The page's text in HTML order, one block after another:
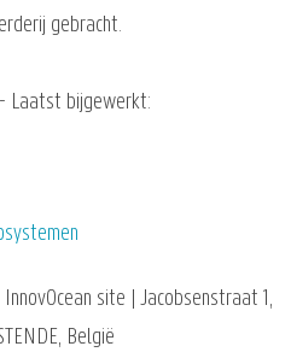
gebracht.
- Laatst bijgewerkt:
| InnovOcean site | Jacobsenstraat 1,
België